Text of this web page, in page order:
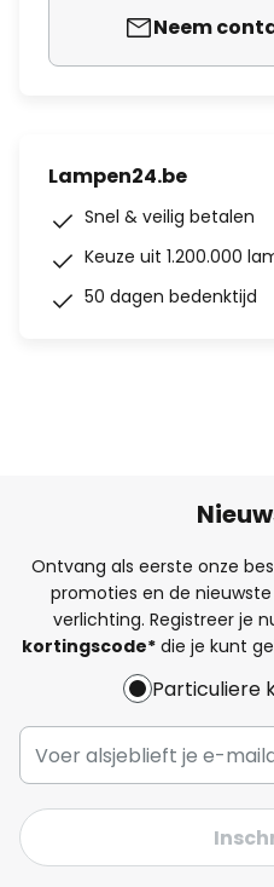
Neem
Lampen24.be
Snel & veilig betalen
Keuze uit 1.200.000
50 dagen bedenktijd
Ontvang als eerste onze
promoties en de
verlichting. Registreer je
kortingscode*die je kunt
Particuliere